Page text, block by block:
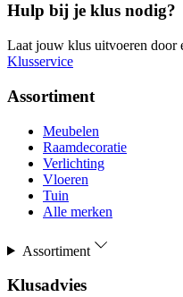
Hulp bij je klus nodig?
Laat jouw klus uitvoeren door
Klusservice
Assortiment
Meubelen
Raamdecoratie
Verlichting
Vloeren
Tuin
Alle merken
Assortiment
Klusadvies